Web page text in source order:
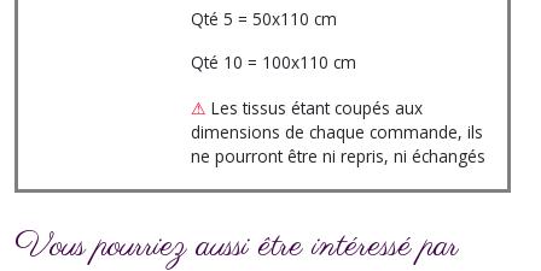
Qté 5 = 50x110 cm
Qté 10 = 100x110 cm
⚠ Les tissus étant coupés aux
dimensions de chaque commande, ils
ne pourront être ni repris, ni échangés
Vous pourriez aussi être intéressé par